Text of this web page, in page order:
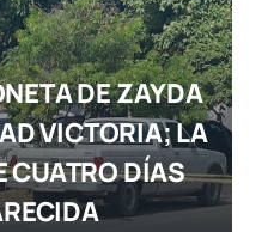
DE ZAYDA
VICTORIA; LA
CUATRO DÍAS